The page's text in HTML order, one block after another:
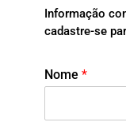
Informação
cadastre-se
Nome *